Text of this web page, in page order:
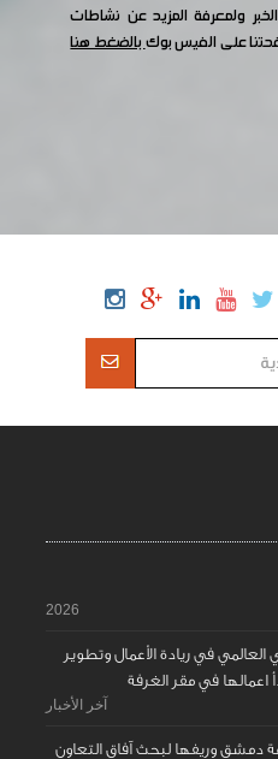
ولمعرفة المزيد عن نشاطات
على الفيس بوكبالضغط هنا
2026
العالمي في ريادة الأعمال وتطوير
في مقر الغرفة
آخر الأخبار
دمشق وريفها لبحث آفاق التعاون